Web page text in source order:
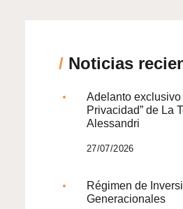
/ Noticias
Adelanto exclusivo
Privacidad” de La
Alessandri
27/07/2026
Régimen de
Generacionales